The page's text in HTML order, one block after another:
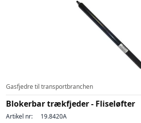
Gasfjedre til transportbranchen
Blokerbar trækfjeder - Fliseløfter
Artikel nr: 19.8420A